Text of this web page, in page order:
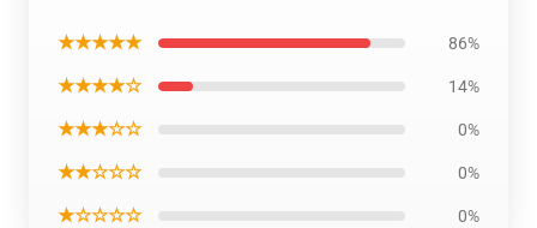
★★★★★ 86%
★★★★☆ 14%
★★★☆☆ 0%
★★☆☆☆ 0%
★☆☆☆☆ 0%